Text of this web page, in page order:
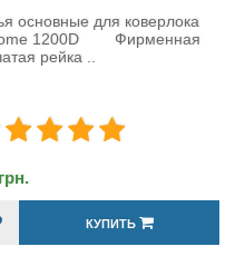
Мусоросборник оверлока
Mylock 204D ..
576грн.
КУПИТЬ